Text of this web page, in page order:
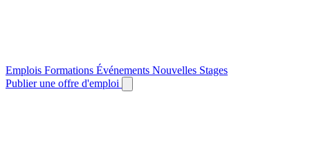
Emplois Formations Événements Nouvelles Stages
Publier une offre d'emploi